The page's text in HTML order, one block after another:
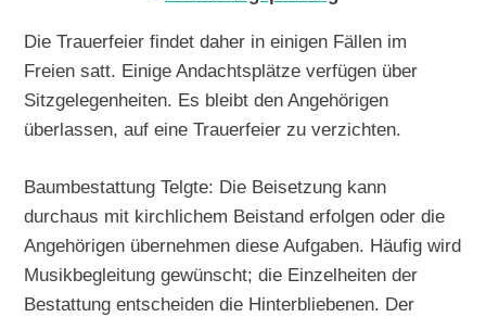
Die Trauerfeier findet daher in einigen Fällen im
Freien satt. Einige Andachtsplätze verfügen über
Sitzgelegenheiten. Es bleibt den Angehörigen
überlassen, auf eine Trauerfeier zu verzichten.
Baumbestattung Telgte: Die Beisetzung kann
durchaus mit kirchlichem Beistand erfolgen oder die
Angehörigen übernehmen diese Aufgaben. Häufig wird
Musikbegleitung gewünscht; die Einzelheiten der
Bestattung entscheiden die Hinterbliebenen. Der